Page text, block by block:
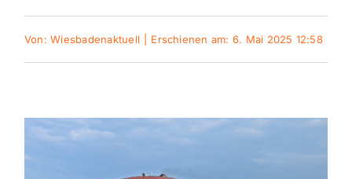
Themen und Termine
Von:Wiesbadenaktuell Erschienen am: 6. Mai 2025 12:58